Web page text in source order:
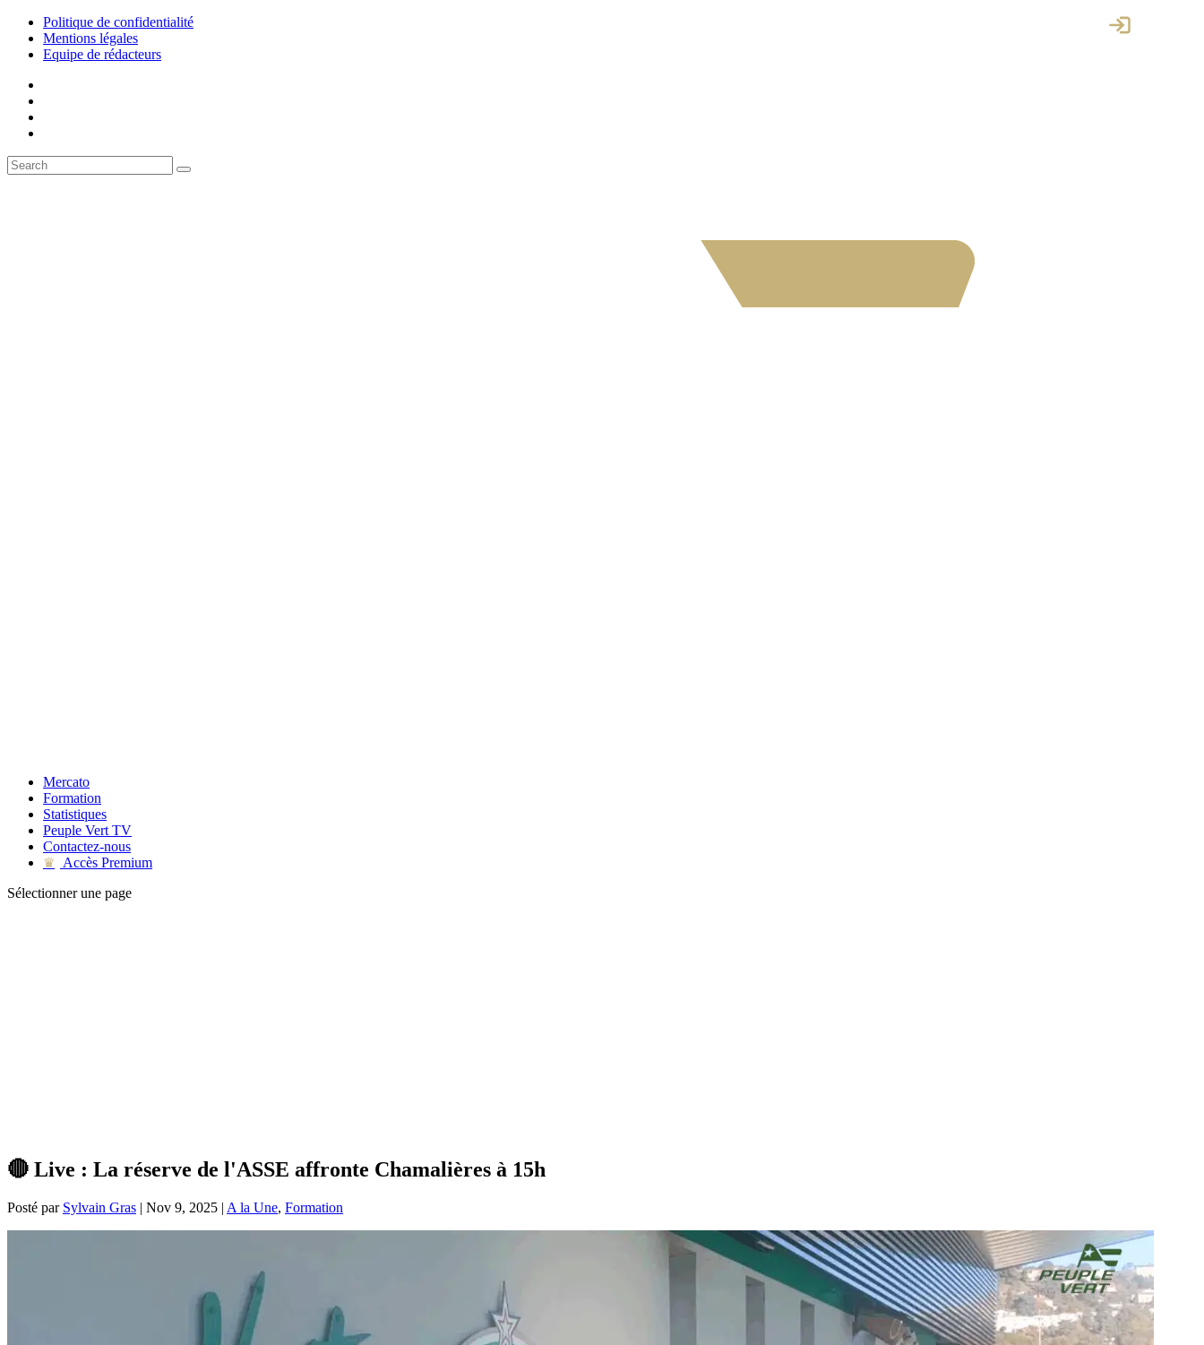
Politique de confidentialité
Mentions légales
Equipe de rédacteurs
Mercato
Formation
Statistiques
Peuple Vert TV
Contactez-nous
♛
Accès Premium
Sélectionner une page
🔴 Live : La réserve de l'ASSE affronte Chamalières à 15h
Posté par Sylvain Gras | Nov 9, 2025 | A la Une, Formation